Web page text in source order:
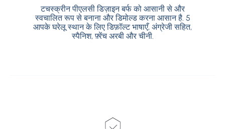
टचस्क्रीन पीएलसी डिज़ाइन बर्फ को आसानी से और
स्वचालित रूप से बनाना और डिमोल्ड करना आसान है. 5
आपके घरेलू स्थान के लिए डिफ़ॉल्ट भाषाएँ, अंग्रेजी सहित,
स्पैनिश, फ़्रेंच अरबी और चीनी.
टचस्क्रीन पीएलसी डिज़ाइन बर्फ को आसानी से और
स्वचालित रूप से बनाना और डिमोल्ड करना आसान है. 5
आपके घरेलू स्थान के लिए डिफ़ॉल्ट भाषाएँ, अंग्रेजी सहित,
स्पैनिश, फ़्रेंच अरबी और चीनी.